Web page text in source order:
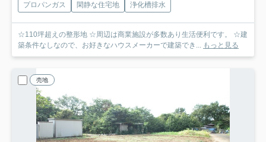
プロパンガス 閑静な住宅地 浄化槽排水
☆110坪超えの整形地 ☆周辺は商業施設が多数あり生活便利です。 ☆建
築条件なしなので、お好きなハウスメーカーで建築でき... もっと見る
売地